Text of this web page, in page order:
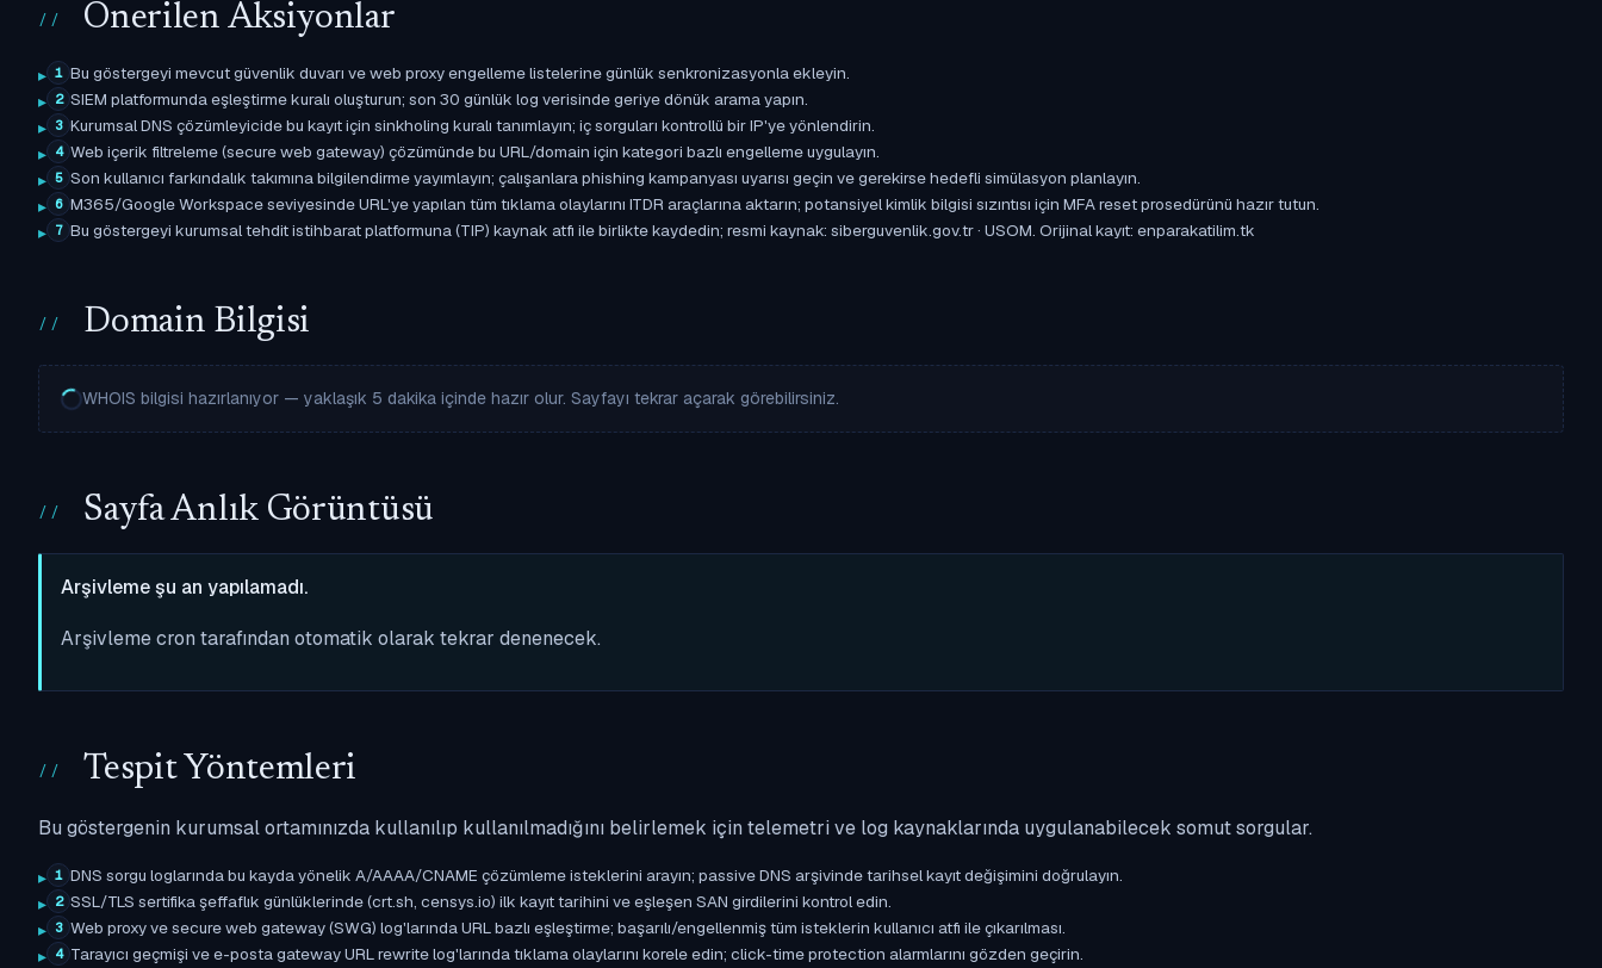
Önerilen Aksiyonlar
1 Bu göstergeyi mevcut güvenlik duvarı ve web proxy engelleme listelerine günlük senkronizasyonla ekleyin.
2 SIEM platformunda eşleştirme kuralı oluşturun; son 30 günlük log verisinde geriye dönük arama yapın.
3 Kurumsal DNS çözümleyicide bu kayıt için sinkholing kuralı tanımlayın; iç sorguları kontrollü bir IP'ye yönlendirin.
4 Web içerik filtreleme (secure web gateway) çözümünde bu URL/domain için kategori bazlı engelleme uygulayın.
5 Son kullanıcı farkındalık takımına bilgilendirme yayımlayın; çalışanlara phishing kampanyası uyarısı geçin ve gerekirse hedefli simülasyon planlayın.
6 M365/Google Workspace seviyesinde URL'ye yapılan tüm tıklama olaylarını ITDR araçlarına aktarın; potansiyel kimlik bilgisi sızıntısı için MFA reset prosedürünü hazır tutun.
7 Bu göstergeyi kurumsal tehdit istihbarat platformuna (TIP) kaynak atfı ile birlikte kaydedin; resmi kaynak: siberguvenlik.gov.tr · USOM. Orijinal kayıt: enparakatilim.tk
Domain Bilgisi
WHOIS bilgisi hazırlanıyor — yaklaşık 5 dakika içinde hazır olur. Sayfayı tekrar açarak görebilirsiniz.
Sayfa Anlık Görüntüsü
Arşivleme şu an yapılamadı.
Arşivleme cron tarafından otomatik olarak tekrar denenecek.
Tespit Yöntemleri
Bu göstergenin kurumsal ortamınızda kullanılıp kullanılmadığını belirlemek için telemetri ve log kaynaklarında uygulanabilecek somut sorgular.
1 DNS sorgu loglarında bu kayda yönelik A/AAAA/CNAME çözümleme isteklerini arayın; passive DNS arşivinde tarihsel kayıt değişimini doğrulayın.
2 SSL/TLS sertifika şeffaflık günlüklerinde (crt.sh, censys.io) ilk kayıt tarihini ve eşleşen SAN girdilerini kontrol edin.
3 Web proxy ve secure web gateway (SWG) log'larında URL bazlı eşleştirme; başarılı/engellenmiş tüm isteklerin kullanıcı atfı ile çıkarılması.
4 Tarayıcı geçmişi ve e-posta gateway URL rewrite log'larında tıklama olaylarını korele edin; click-time protection alarmlarını gözden geçirin.